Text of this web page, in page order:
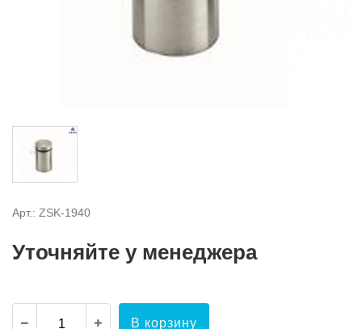
Арт.: ZSK-1940
Уточняйте у менеджера
В корзину